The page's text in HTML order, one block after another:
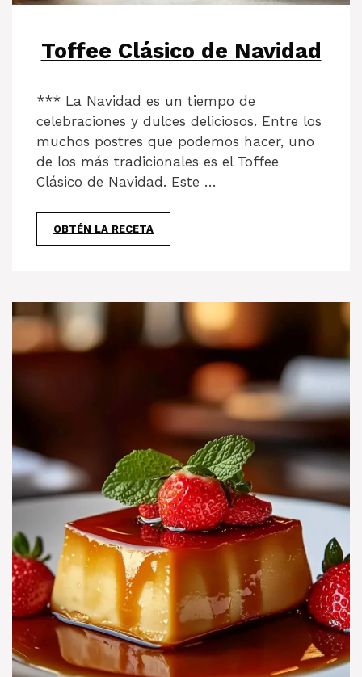
Toffee Clásico de Navidad
*** La Navidad es un tiempo de
celebraciones y dulces deliciosos. Entre los
muchos postres que podemos hacer, uno
de los más tradicionales es el Toffee
Clásico de Navidad. Este …
OBTÉN LA RECETA